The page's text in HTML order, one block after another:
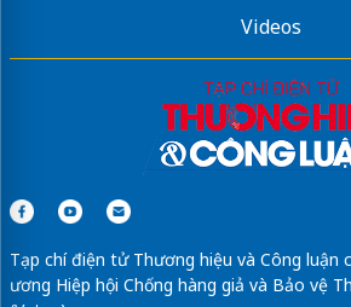
Videos
Tạp chí điện tử Thương hiệu và Công luận
ương Hiệp hội Chống hàng giả và Bảo vệ